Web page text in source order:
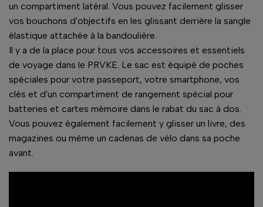
un compartiment latéral. Vous pouvez facilement glisser
vos bouchons d'objectifs en les glissant derrière la sangle
élastique attachée à la bandoulière.
Il y a de la place pour tous vos accessoires et essentiels
de voyage dans le PRVKE. Le sac est équipé de poches
spéciales pour votre passeport, votre smartphone, vos
clés et d'un compartiment de rangement spécial pour
batteries et cartes mémoire dans le rabat du sac à dos.
Vous pouvez également facilement y glisser un livre, des
magazines ou même un cadenas de vélo dans sa poche
avant.